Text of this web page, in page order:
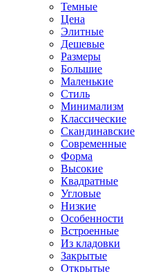
Темные
Цена
Элитные
Дешевые
Размеры
Большие
Маленькие
Стиль
Минимализм
Классические
Скандинавские
Современные
Форма
Высокие
Квадратные
Угловые
Низкие
Особенности
Встроенные
Из кладовки
Закрытые
Открытые